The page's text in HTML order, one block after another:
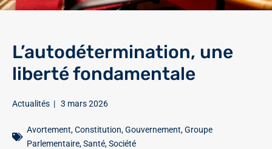
L’autodétermination, une
liberté fondamentale
Actualités | 3 mars 2026
Avortement,Constitution,Gouvernement,Groupe
Parlementaire,Santé,Société